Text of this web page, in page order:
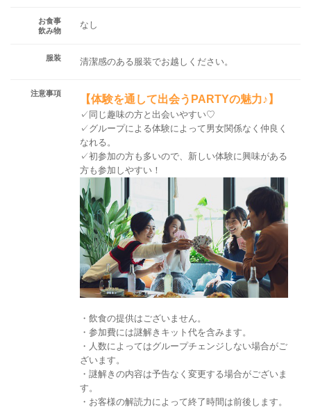
お食事
飲み物
なし
服装 清潔感のある服装でお越しください。
注意事項 【体験を通して出会うPARTYの魅力♪】
✓同じ趣味の方と出会いやすい♡
✓グループによる体験によって男女関係なく仲良く
なれる。
✓初参加の方も多いので、新しい体験に興味がある
方も参加しやすい！
・飲食の提供はございません。
・参加費には謎解きキット代を含みます。
・人数によってはグループチェンジしない場合がご
ざいます。
・謎解きの内容は予告なく変更する場合がございま
す。
・お客様の解読力によって終了時間は前後します。